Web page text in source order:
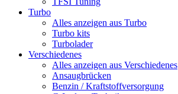
Turbo
Alles anzeigen aus Turbo
Turbo kits
Turbolader
Verschiedenes
Alles anzeigen aus Verschiedenes
Ansaugbrücken
Benzin / Kraftstoffversorgung